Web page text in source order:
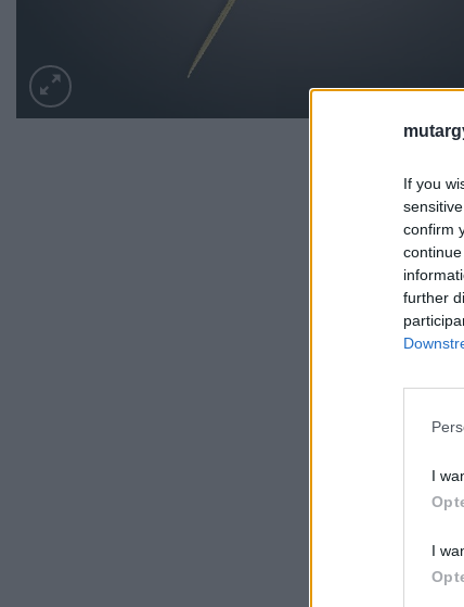
If you
confirm
further
I
I